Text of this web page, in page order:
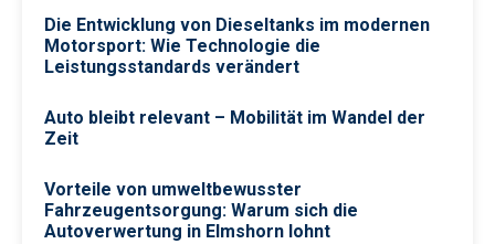
Die Entwicklung von Dieseltanks im modernen
Motorsport: Wie Technologie die
Leistungsstandards verändert
Auto bleibt relevant – Mobilität im Wandel der
Zeit
Vorteile von umweltbewusster
Fahrzeugentsorgung: Warum sich die
Autoverwertung in Elmshorn lohnt